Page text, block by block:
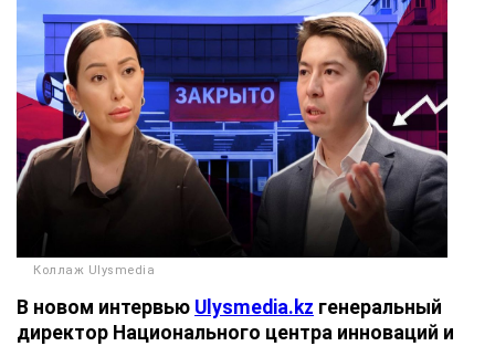
Коллаж Ulysmedia
В новом интервью Ulysmedia.kz генеральный
директор Национального центра инноваций и